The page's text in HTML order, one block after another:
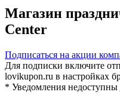
Магазин
Center
Подписаться на акции
Для подписки включите
lovikupon.ru в настройках
* Уведомления недоступны